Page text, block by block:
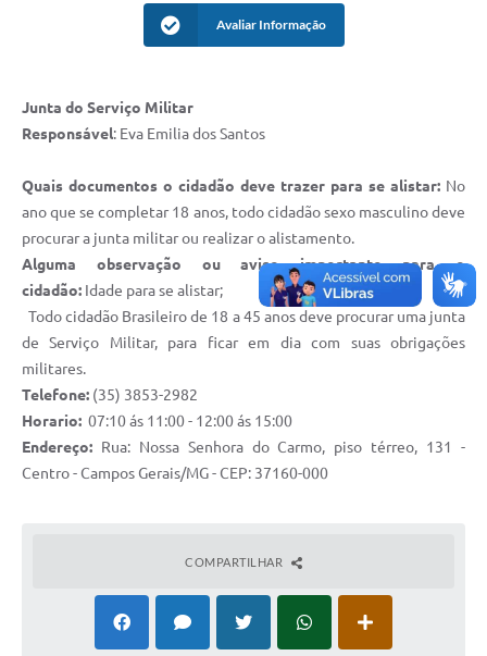
Avaliar Informação
Junta do Serviço Militar
Responsável: Eva Emilia dos Santos
Quais documentos o cidadão deve trazer para se alistar: No
ano que se completar 18 anos, todo cidadão sexo masculino deve
procurar a junta militar ou realizar o alistamento.
Alguma observação ou aviso importante para o
cidadão: Idade para se alistar;
Todo cidadão Brasileiro de 18 a 45 anos deve procurar uma junta
de Serviço Militar, para ficar em dia com suas obrigações
militares.
Telefone: (35) 3853-2982
Horario: 07:10 ás 11:00 - 12:00 ás 15:00
Endereço: Rua: Nossa Senhora do Carmo, piso térreo, 131 -
Centro - Campos Gerais/MG - CEP: 37160-000
COMPARTILHAR